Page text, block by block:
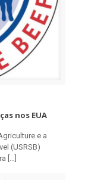
nos EUA
e a
(USRSB)